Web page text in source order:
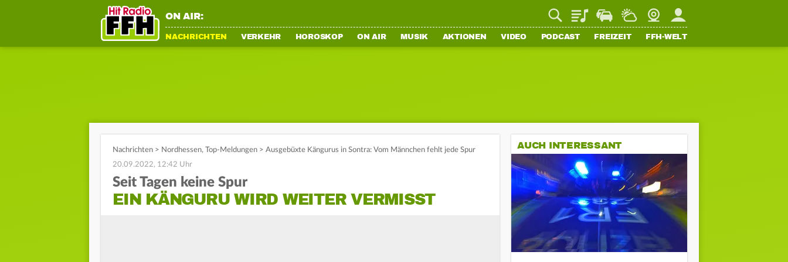
ON AIR: PlaylistStaupilotWetterWebcamMein FFH
NACHRICHTEN VERKEHR HOROSKOP ON AIR MUSIK AKTIONEN VIDEO PODCAST FREIZEIT FFH-WELT
Nachrichten > Nordhessen, Top-Meldungen > Ausgebüxte Kängurus in Sontra: Vom Männchen fehlt jede Spur
20.09.2022, 12:42 Uhr
Seit Tagen keine Spur
EIN KÄNGURU WIRD WEITER VERMISST
AUCH INTERESSANT